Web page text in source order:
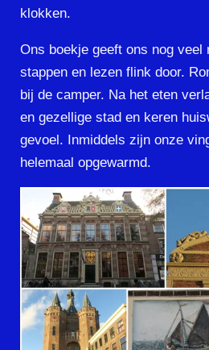
klokken.
Ons boekje geeft ons nog veel
stappen en lezen flink door.
bij de camper. Na het eten
en gezellige stad en keren
gevoel. Inmiddels zijn onze
helemaal opgewarmd.